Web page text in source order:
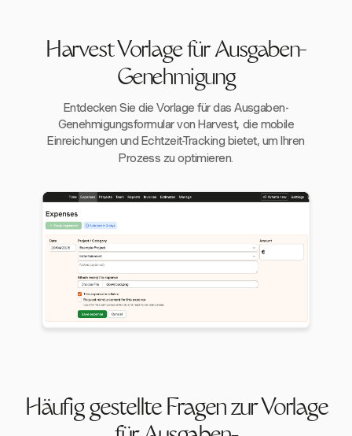
Harvest Vorlage für Ausgaben-
Genehmigung
Entdecken Sie die Vorlage für das Ausgaben-
Genehmigungsformular von Harvest, die mobile
Einreichungen und Echtzeit-Tracking bietet, um Ihren
Prozess zu optimieren.
Häufig gestellte Fragen zur Vorlage